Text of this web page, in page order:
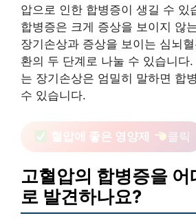
압으로 인한 합병증이 생길 수 있
합병증은 크게 증상을 보이지 않
장기손상과 증상을 보이는 심뇌
환의 두 단계로 나눌 수 있습니다
는 장기손상은 엄밀히 말하면 합
수 있습니다.
혈압에 좋은 영양제 클릭
고혈압의 합병증을
로 발견하나요?